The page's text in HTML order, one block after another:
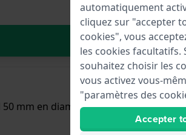
Dans
mm en diamètre et est équipée
automatiquement
cliquez sur "accepter
cookies", vous
les cookies facultatifs.
souhaitez choisir les
vous activez vous-
"paramètres des
Accepter